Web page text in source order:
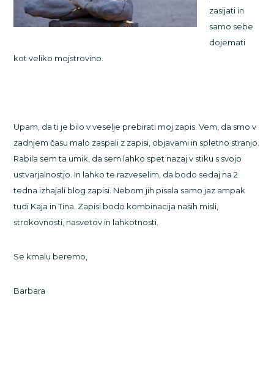
zasijati in
samo sebe
dojemati
kot veliko mojstrovino.
Upam, da ti je bilo v veselje prebirati moj zapis. Vem, da smo v
zadnjem času malo zaspali z zapisi, objavami in spletno stranjo.
Rabila sem ta umik, da sem lahko spet nazaj v stiku s svojo
ustvarjalnostjo. In lahko te razveselim, da bodo sedaj na 2
tedna izhajali blog zapisi. Nebom jih pisala samo jaz ampak
tudi Kaja in Tina. Zapisi bodo kombinacija naših misli,
strokovnosti, nasvetov in lahkotnosti.
Se kmalu beremo,
Barbara